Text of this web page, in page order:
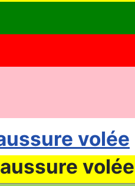
volée
volée